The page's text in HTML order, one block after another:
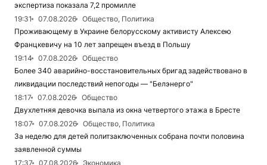
экспертиза показала 7,2 промилле
19:31
07.08.2026
Общество, Политика
Проживающему в Украине белорусскому активисту Алексею
Францкевичу на 10 лет запрещен въезд в Польшу
19:14
07.08.2026
Общество
Более 340 аварийно-восстановительных бригад задействовано в
ликвидации последствий непогоды — "Белэнерго"
18:17
07.08.2026
Общество
Двухлетняя девочка выпала из окна четвертого этажа в Бресте
18:07
07.08.2026
Общество, Политика
За неделю для детей политзаключенных собрана почти половина
заявленной суммы
17:37
07.08.2026
Экономика